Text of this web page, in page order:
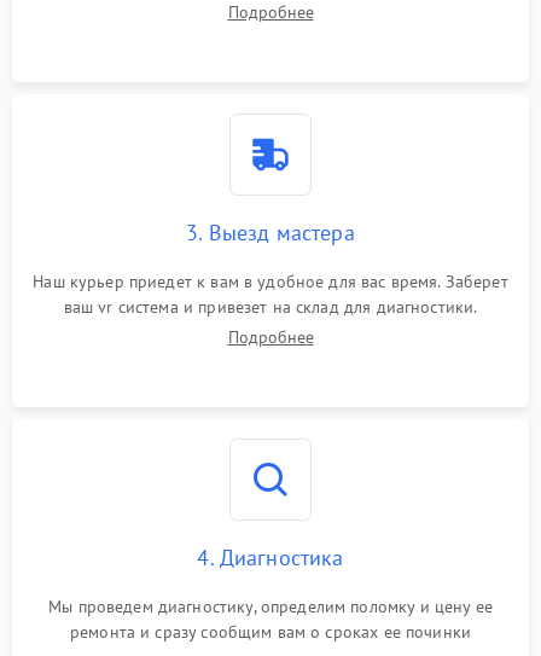
Подробнее
3. Выезд мастера
Наш курьер приедет к вам в удобное для вас время. Заберет
ваш vr система и привезет на склад для диагностики.
Подробнее
4. Диагностика
Мы проведем диагностику, определим поломку и цену ее
ремонта и сразу сообщим вам о сроках ее починки